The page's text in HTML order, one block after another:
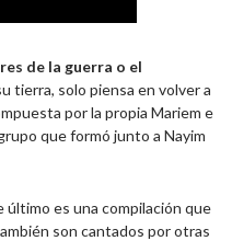
de la guerra o el
tierra, solo piensa en volver a
por la propia Mariem e
que formó junto a Nayim
último es una compilación que
son cantados por otras